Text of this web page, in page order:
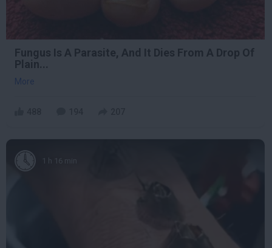
Fungus Is A Parasite, And It Dies From A Drop Of
Plain...
More
1 h 16 min